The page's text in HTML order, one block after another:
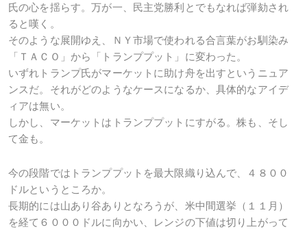
氏の心を揺らす。万が一、民主党勝利とでもなれば弾劾され
ると嘆く。
そのような展開ゆえ、ＮＹ市場で使われる合言葉がお馴染み
「ＴＡＣＯ」から「トランププット」に変わった。
いずれトランプ氏がマーケットに助け舟を出すというニュア
ンスだ。それがどのようなケースになるか、具体的なアイデ
ィアは無い。
しかし、マーケットはトランププットにすがる。株も、そし
て金も。
今の段階ではトランププットを最大限織り込んで、４８００
ドルというところか。
長期的には山あり谷ありとなろうが、米中間選挙（１１月）
を経て６０００ドルに向かい、レンジの下値は切り上がって